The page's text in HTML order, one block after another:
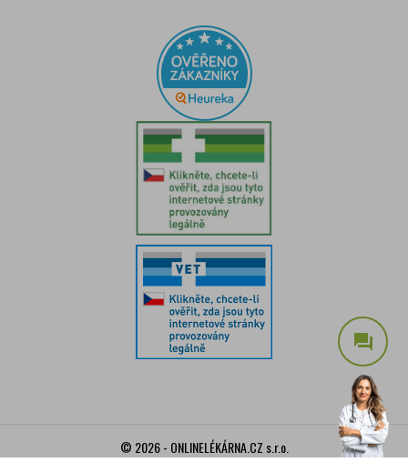
question_answer
© 2026 - ONLINELÉKÁRNA.CZ s.r.o.